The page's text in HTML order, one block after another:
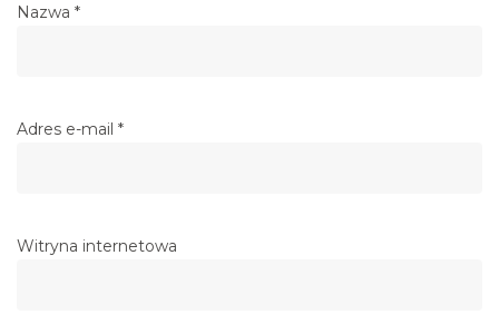
Nazwa *
Adres e-mail *
Witryna internetowa